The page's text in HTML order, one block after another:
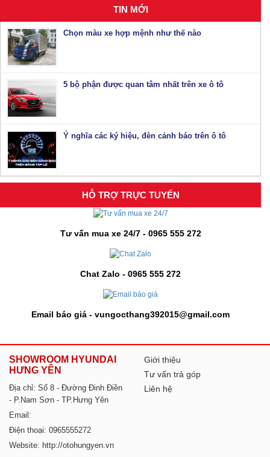
TIN MỚI
Chọn màu xe hợp mệnh như thế nào
5 bộ phận được quan tâm nhất trên xe ô tô
Ý nghĩa các ký hiệu, đèn cảnh báo trên ô tô
HỖ TRỢ TRỰC TUYẾN
Tư vấn mua xe 24/7 - 0965 555 272
Chat Zalo - 0965 555 272
Email báo giá - vungocthang392015@gmail.com
SHOWROOM HYUNDAI
HƯNG YÊN
Địa chỉ: Số 8 - Đường Đinh Điền
- P.Nam Sơn - TP.Hưng Yên
Email:
Điện thoại: 0965555272
Website: http://otohungyen.vn
Giới thiệu
Tư vấn trả góp
Liên hệ